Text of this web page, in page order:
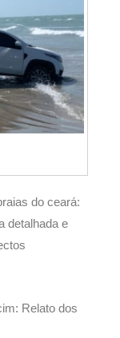
do ceará:
detalhada e
Relato dos